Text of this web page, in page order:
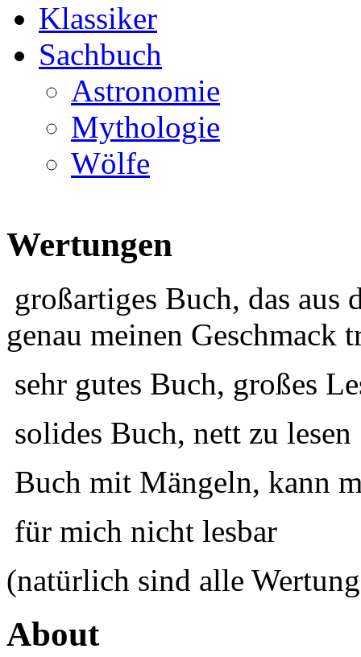
Klassiker
Sachbuch
Astronomie
Mythologie
Wölfe
Wertungen
großartiges Buch, das aus
genau meinen Geschmack
sehr gutes Buch, großes
solides Buch, nett zu lesen
Buch mit Mängeln, kann
für mich nicht lesbar
(natürlich sind alle
About